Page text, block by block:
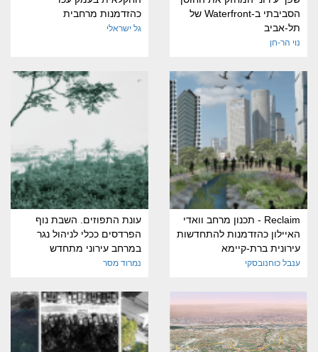
הסביבתי ב-Waterfront של
תל-אביב
נוי הר-חן
כהזדמנות מרחבית
גל ישראלי
Reclaim - תכנון מרחב וואדי
האיילון כהזדמנות להתחדשות
עירונית ברת-קיימא
ענבל כוחנובסקי
עונת התפוזים. השבת נוף
הפרדסים ככלי לניהול נגר
במרחב עירוני מתחדש
נמרוד מסר